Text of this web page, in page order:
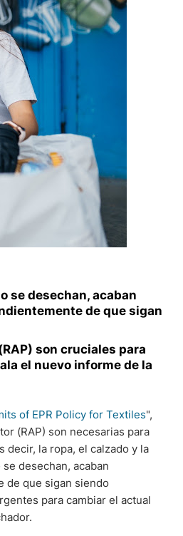
se desechan, acaban
de que sigan
son cruciales para
el nuevo informe de la
of EPR Policy for Textiles",
(RAP) son necesarias para
decir, la ropa, el calzado y la
desechan, acaban
de que sigan siendo
para cambiar el actual